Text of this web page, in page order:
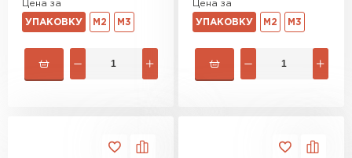
Цена за
УПАКОВКУ М2 М3
Цена за
УПАКОВКУ М2 М3